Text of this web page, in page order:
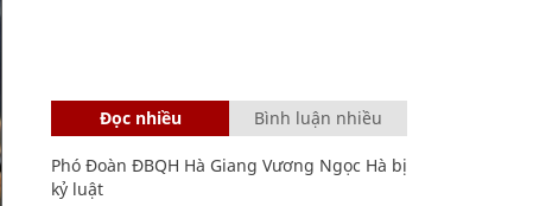
Đọc nhiều Bình luận nhiều
Phó Đoàn ĐBQH Hà Giang Vương Ngọc Hà bị
kỷ luật